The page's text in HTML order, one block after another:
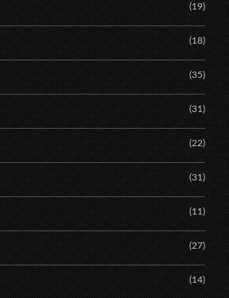
(19)
(18)
(35)
(31)
(22)
(31)
(11)
(27)
(14)